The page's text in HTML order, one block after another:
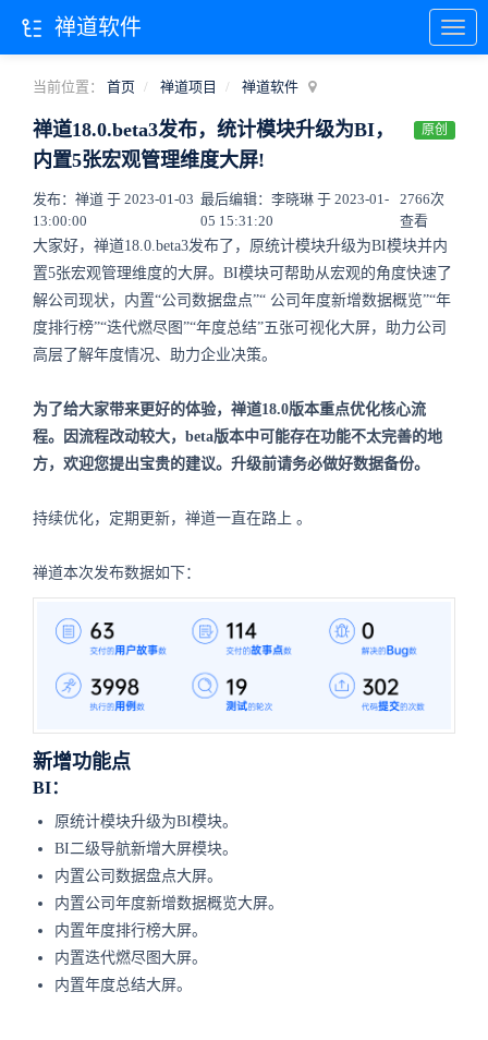
当前位置： 首页 禅道项目 禅道软件
禅道18.0.beta3发布，统计模块升级为BI，
内置5张宏观管理维度大屏!
原创
发布：禅道 于 2023-01-03
13:00:00
最后编辑：李晓琳 于 2023-01-
05 15:31:20
2766次
查看
大家好，禅道18.0.beta3发布了，原统计模块升级为BI模块并内
置5张宏观管理维度的大屏。BI模块可帮助从宏观的角度快速了
解公司现状，内置“公司数据盘点”“ 公司年度新增数据概览”“年
度排行榜”“迭代燃尽图”“年度总结”五张可视化大屏，助力公司
高层了解年度情况、助力企业决策。
为了给大家带来更好的体验，禅道18.0版本重点优化核心流
程。因流程改动较大，beta版本中可能存在功能不太完善的地
方，欢迎您提出宝贵的建议。升级前请务必做好数据备份。
持续优化，定期更新，禅道一直在路上 。
禅道本次发布数据如下：
新增功能点
BI：
原统计模块升级为BI模块。
BI二级导航新增大屏模块。
内置公司数据盘点大屏。
内置公司年度新增数据概览大屏。
内置年度排行榜大屏。
内置迭代燃尽图大屏。
内置年度总结大屏。
禅道软件